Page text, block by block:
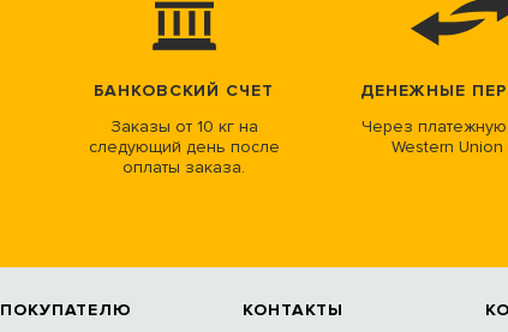
БАНКОВСКИЙ СЧЕТ
Заказы от 10 кг на
следующий день после
оплаты заказа.
ДЕНЕЖНЫЕ
Через платежную
Western Union
ПОКУПАТЕЛЮ КОНТАКТЫ